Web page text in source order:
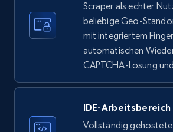
LinkedIn company information
ID, Name, Country code,
Employees in linkedin, About,
3.5K+
Scraper als echter
beliebige Geo-
mit integriertem
automatischen
CAPTCHA-Lösung
IDE-Arbeitsbereich
Vollständig gehostete